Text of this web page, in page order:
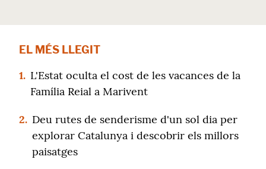
EL MÉS LLEGIT
1. L'Estat oculta el cost de les vacances de la
Família Reial a Marivent
2. Deu rutes de senderisme d'un sol dia per
explorar Catalunya i descobrir els millors
paisatges